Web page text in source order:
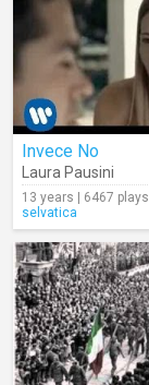
Invece No
Laura Pausini
13 years | 6467 plays
selvatica